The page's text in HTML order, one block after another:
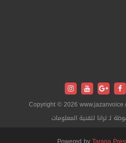
Copyright © 2026
لـ ترانا لتقنية المعلومات